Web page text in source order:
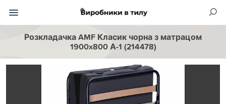
Розкладачка AMF Класик чорна з матрацом
1900x800 А-1 (214478)